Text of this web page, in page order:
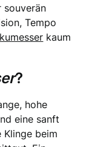
souverän
Tempo
kaum
?
hohe
eine sanft
beim